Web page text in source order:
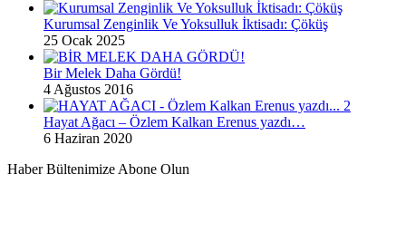
Kurumsal Zenginlik Ve Yoksulluk İktisadı: Çöküş
25 Ocak 2025
Bir Melek Daha Gördü!
4 Ağustos 2016
Hayat Ağacı – Özlem Kalkan Erenus yazdı…
6 Haziran 2020
Haber Bültenimize Abone Olun